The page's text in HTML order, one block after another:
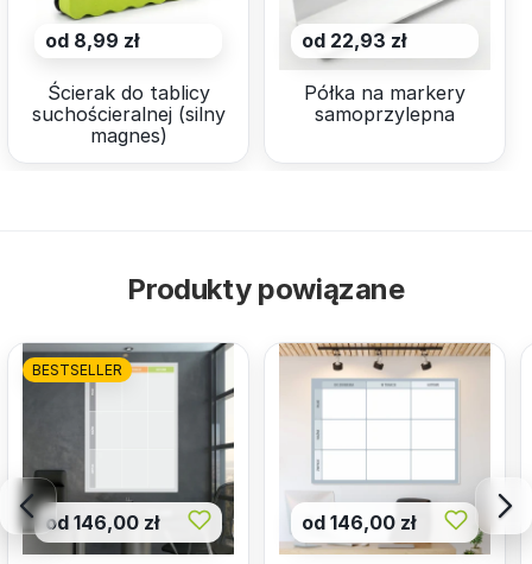
od 8,99 zł
Ścierak do tablicy
suchościeralnej (silny
magnes)
od 22,93 zł
Półka na markery
samoprzylepna
Produkty powiązane
BESTSELLER
od 146,00 zł od 146,00 zł